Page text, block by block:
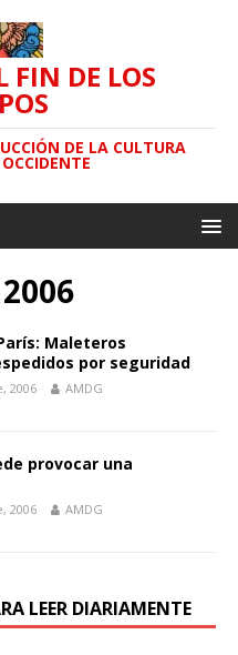
FIN DE LOS
DE LA CULTURA
Maleteros
por seguridad
2006 AMDG
provocar una
2006 AMDG
LEER DIARIAMENTE